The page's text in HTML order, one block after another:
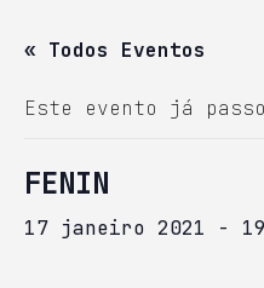
« Todos Eventos
Este evento já
FENIN
17 janeiro 2021 -